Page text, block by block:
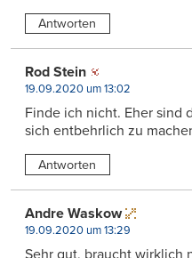
Antworten
Rod Stein
19.09.2020 um 13:02
Finde ich nicht. Eher sind
sich entbehrlich zu
Antworten
Andre Waskow
19.09.2020 um 13:29